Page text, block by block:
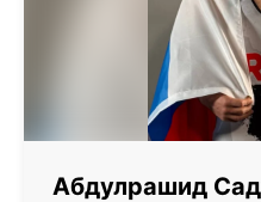
Абдулрашид